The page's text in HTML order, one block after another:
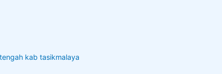
kab tasikmalaya